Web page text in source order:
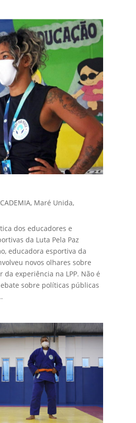
, Maré Unida,
dos educadores e
da Luta Pela Paz
educadora esportiva da
novos olhares sobre
da experiência na LPP. Não é
sobre políticas públicas